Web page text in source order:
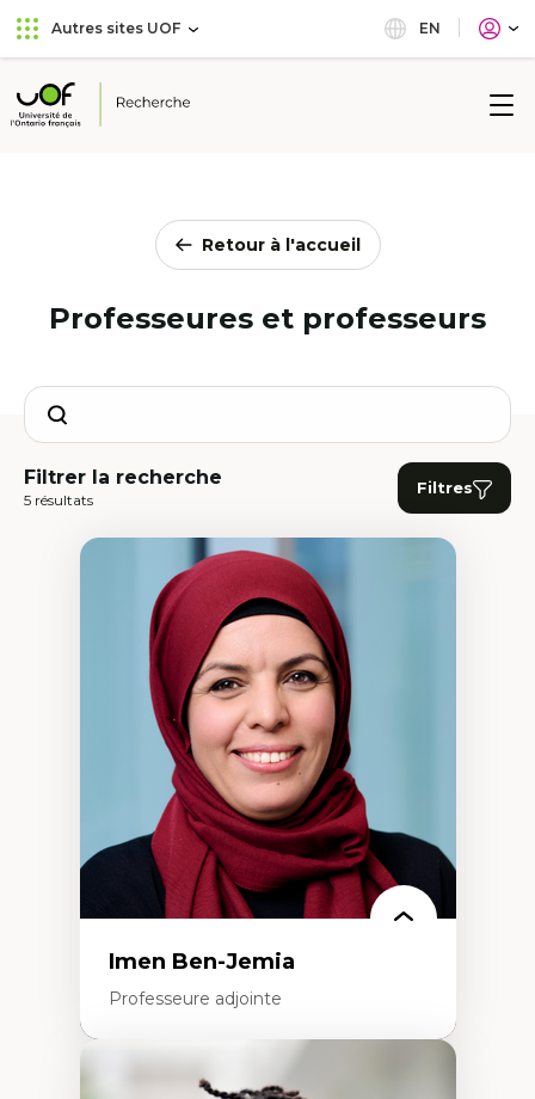
Aller
au
principal
Passer
au
Autres sites UOF EN
Université
Retour à l'accueil
Professeures et professeurs
Search
Filtrer la recherche
5 résultats
Filtres
Imen Ben-Jemia
Professeure adjointe
Expertises